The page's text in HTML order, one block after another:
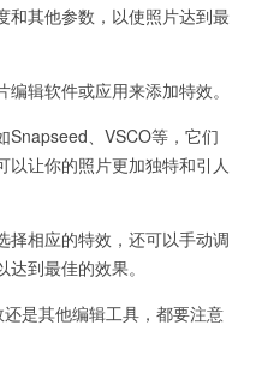
其他参数，以使照片达到最
辑软件或应用来添加特效。
、VSCO等，它们
让你的照片更加独特和引人
相应的特效，还可以手动调
到最佳的效果。
是其他编辑工具，都要注意